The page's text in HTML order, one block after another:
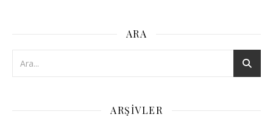
ARA
ARŞIVLER